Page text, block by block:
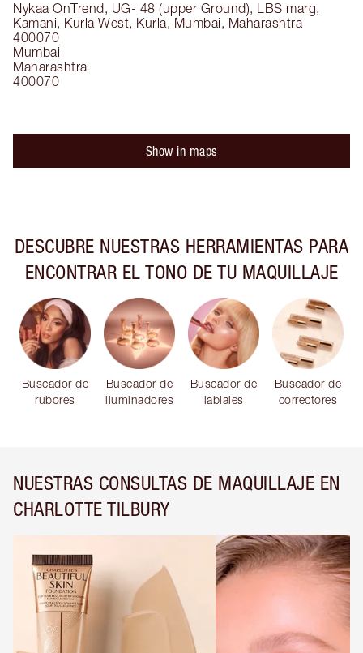
Nykaa OnTrend, UG- 48 (upper Ground), LBS marg,
Kamani, Kurla West, Kurla, Mumbai, Maharashtra
400070
Mumbai
Maharashtra
400070
Show in maps
DESCUBRE NUESTRAS HERRAMIENTAS PARA
ENCONTRAR EL TONO DE TU MAQUILLAJE
Buscador de
rubores
Buscador de
iluminadores
Buscador de
labiales
Buscador de
correctores
NUESTRAS CONSULTAS DE MAQUILLAJE EN
CHARLOTTE TILBURY